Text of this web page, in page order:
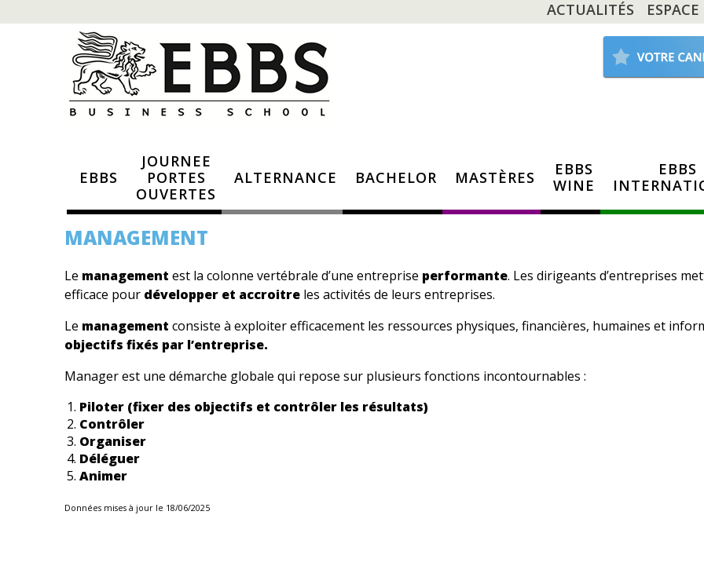
ACTUALITÉS
EBBS
JOURNEE
PORTES
OUVERTES
ALTERNANCE BACHELOR MASTÈRES
EBBS
WINE
EBBS
MANAGEMENT
Le management est la colonne vertébrale d’une entreprise performante. Les dirigeants d’entreprises
efficace pour développer et accroitre les activités de leurs entreprises.
Le management consiste à exploiter efficacement les ressources physiques, financières, humaines et
objectifs fixés par l’entreprise.
Manager est une démarche globale qui repose sur plusieurs fonctions incontournables :
Piloter (fixer des objectifs et contrôler les résultats)
Contrôler
Organiser
Déléguer
Animer
Données mises à jour le 18/06/2025